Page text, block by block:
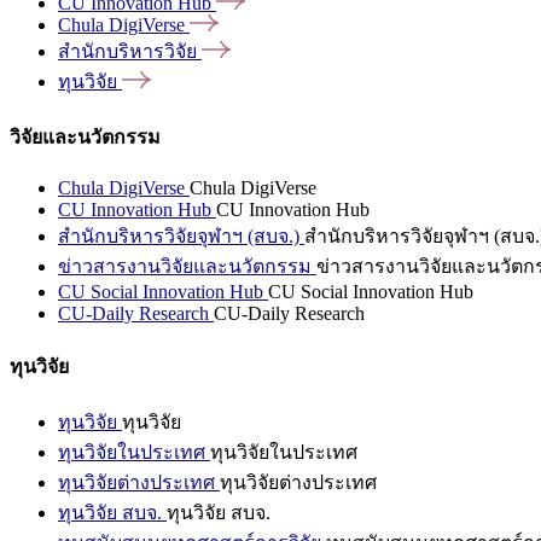
Chula DigiVerse
สำนักบริหารวิจัย
ทุนวิจัย
วิจัยและนวัตกรรม
Chula DigiVerse Chula DigiVerse
CU Innovation Hub CU Innovation Hub
สำนักบริหารวิจัยจุฬาฯ (สบจ.) สำนักบริหารวิจัยจุฬาฯ (สบจ
ข่าวสารงานวิจัยและนวัตกรรม ข่าวสารงานวิจัยและนวัตก
CU Social Innovation Hub CU Social Innovation Hub
CU-Daily Research CU-Daily Research
ทุนวิจัย
ทุนวิจัย ทุนวิจัย
ทุนวิจัยในประเทศ ทุนวิจัยในประเทศ
ทุนวิจัยต่างประเทศ ทุนวิจัยต่างประเทศ
ทุนวิจัย สบจ. ทุนวิจัย สบจ.